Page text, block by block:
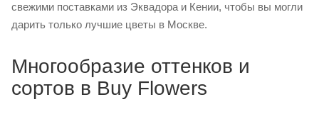
свежими поставками из Эквадора и Кении, чтобы вы могли
дарить только лучшие цветы в Москве.
Многообразие оттенков и
сортов в Buy Flowers